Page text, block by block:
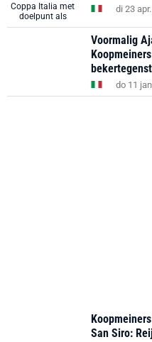
di 23
Voormalig
do 11
San Siro: